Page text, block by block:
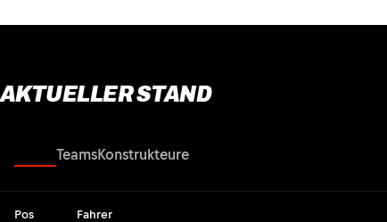
AKTUELLER STAND
TeamsKonstrukteure
Pos Fahrer